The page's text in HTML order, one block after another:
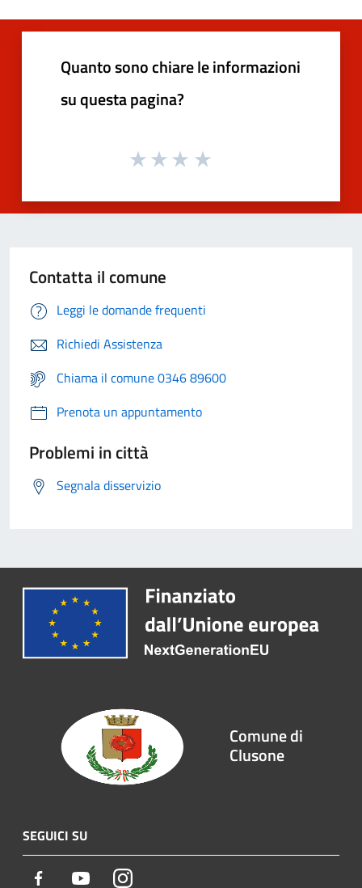
Quanto sono chiare le informazioni
su questa pagina?
Contatta il comune
Leggi le domande frequenti
Richiedi Assistenza
Chiama il comune 0346 89600
Prenota un appuntamento
Problemi in città
Segnala disservizio
Comune di
Clusone
SEGUICI SU
Facebook YoutubeInstagram